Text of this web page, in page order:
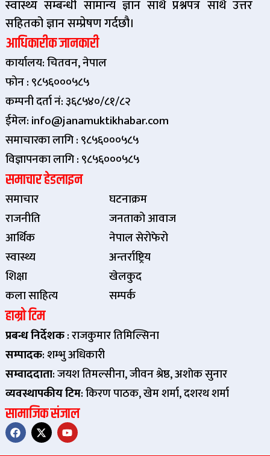
स्वास्थ्य सम्बन्धी सामान्य ज्ञान साथै प्रश्नपत्र साथै उत्तर
सहितको ज्ञान सम्प्रेषण गर्दछौ।
आधिकारीक जानकारी
कार्यालय: चितवन, नेपाल
फोन : ९८५६०००५८५
कम्पनी दर्ता नं: ३६८५४०/८१/८२
ईमेल: info@janamuktikhabar.com
समाचारका लागि : ९८५६०००५८५
विज्ञापनका लागि : ९८५६०००५८५
समाचार हेडलाइन
समाचार
राजनीति
आर्थिक
स्वास्थ्य
शिक्षा
कला साहित्य
घटनाक्रम
जनताको आवाज
नेपाल सेरोफेरो
अन्तर्राष्ट्रिय
खेलकुद
सम्पर्क
हाम्रो टिम
प्रबन्ध निर्देशक: राजकुमार तिमिल्सिना
सम्पादक: शम्भु अधिकारी
सम्वाददाता: जयश तिमल्सीना, जीवन श्रेष्ठ, अशाेक सुनार
व्यवस्थापकीय टिम: किरण पाठक, खेम शर्मा, दशरथ शर्मा
सामाजिक संजाल